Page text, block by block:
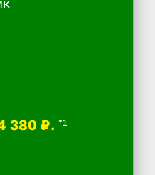
380 ₽. *1